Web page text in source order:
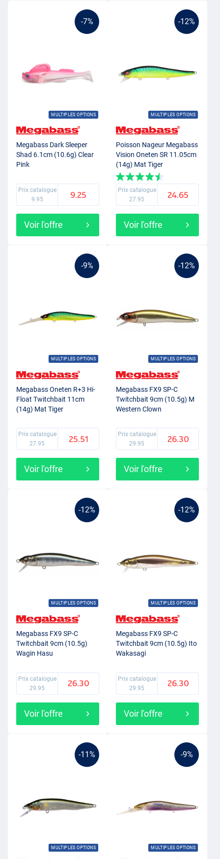
-7%
MULTIPLES OPTIONS
Megabass Dark Sleeper
Shad 6.1cm (10.6g) Clear
Pink
Prix catalogue
9.95
9.25
Voir l'offre
-12%
MULTIPLES OPTIONS
Poisson Nageur Megabass
Vision Oneten SR 11.05cm
(14g) Mat Tiger
Prix catalogue
27.95
24.65
Voir l'offre
-9%
MULTIPLES OPTIONS
Megabass Oneten R+3 Hi-
Float Twitchbait 11cm
(14g) Mat Tiger
Prix catalogue
27.95
25.51
Voir l'offre
-12%
MULTIPLES OPTIONS
Megabass FX9 SP-C
Twitchbait 9cm (10.5g) M
Western Clown
Prix catalogue
29.95
26.30
Voir l'offre
-12%
MULTIPLES OPTIONS
Megabass FX9 SP-C
Twitchbait 9cm (10.5g)
Wagin Hasu
Prix catalogue
29.95
26.30
Voir l'offre
-12%
MULTIPLES OPTIONS
Megabass FX9 SP-C
Twitchbait 9cm (10.5g) Ito
Wakasagi
Prix catalogue
29.95
26.30
Voir l'offre
-11%
MULTIPLES OPTIONS
-9%
MULTIPLES OPTIONS